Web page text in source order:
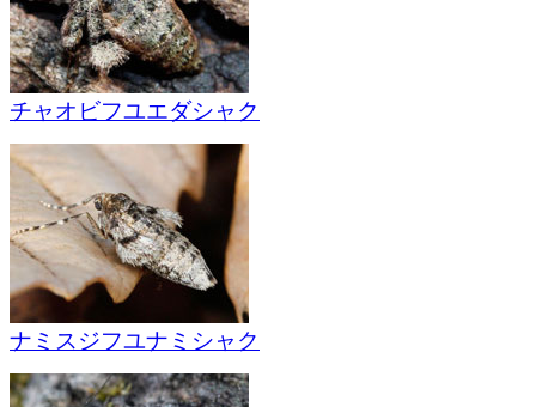
チャオビフユエダシャク
ナミスジフユナミシャク